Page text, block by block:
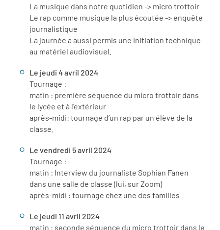
La musique dans notre quotidien -> micro trottoir
Le rap comme musique la plus écoutée -> enquête
journalistique
La journée a aussi permis une initiation technique
au matériel audiovisuel.
Le jeudi 4 avril 2024
Tournage :
matin : première séquence du micro trottoir dans
le lycée et à l'extérieur
après-midi: tournage d’un rap par un élève de la
classe.
Le vendredi 5 avril 2024
Tournage :
matin : Interview du journaliste Sophian Fanen
dans une salle de classe (lui, sur Zoom)
après-midi : tournage chez une des familles
Le jeudi 11 avril 2024
matin : seconde séquence du micro trottoir dans le